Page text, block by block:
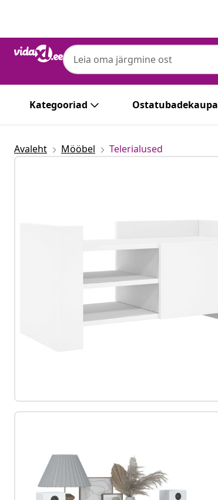
Kategooriad Ostatubadekaupa
Avaleht Mööbel Telerialused